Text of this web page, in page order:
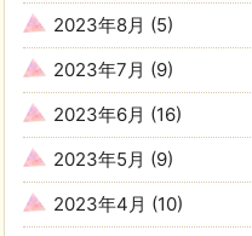
2023年8月 (5)
2023年7月 (9)
2023年6月 (16)
2023年5月 (9)
2023年4月 (10)